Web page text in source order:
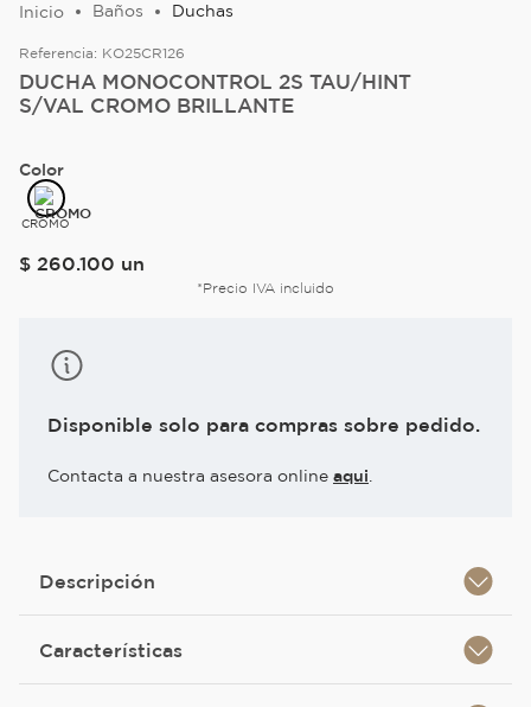
Baños Duchas
Referencia: KO25CR126
DUCHA MONOCONTROL 2S TAU/HINT
S/VAL CROMO BRILLANTE
Color
CROMO
$ 260.100 un
*Precio IVA incluido
Disponible solo para compras sobre pedido.
Contacta a nuestra asesora online aqui
Descripción
Características